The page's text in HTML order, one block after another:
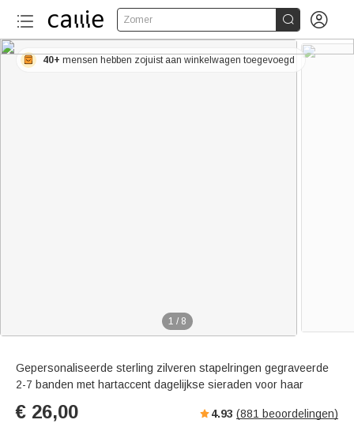
Zomer  
1 / 8
40+ mensen hebben zojuist aan winkelwagen toegevoegd
Gepersonaliseerde sterling zilveren stapelringen gegraveerde
2-7 banden met hartaccent dagelijkse sieraden voor haar
€ 26,00 4.93 (881 beoordelingen)